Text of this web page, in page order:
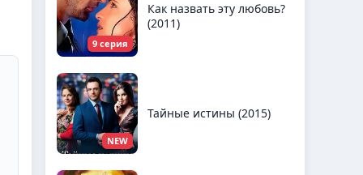
9 серия
Как назвать эту любовь?
(2011)
NEW
Тайные истины (2015)